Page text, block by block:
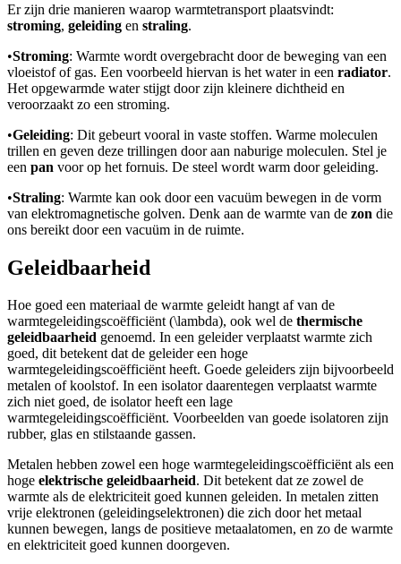
Er zijn drie manieren waarop warmtetransport plaatsvindt:
stroming, geleiding en straling.
•Stroming: Warmte wordt overgebracht door de beweging van een
vloeistof of gas. Een voorbeeld hiervan is het water in een radiator.
Het opgewarmde water stijgt door zijn kleinere dichtheid en
veroorzaakt zo een stroming.
•Geleiding: Dit gebeurt vooral in vaste stoffen. Warme moleculen
trillen en geven deze trillingen door aan naburige moleculen. Stel je
een pan voor op het fornuis. De steel wordt warm door geleiding.
•Straling: Warmte kan ook door een vacuüm bewegen in de vorm
van elektromagnetische golven. Denk aan de warmte van de zon die
ons bereikt door een vacuüm in de ruimte.
Geleidbaarheid
Hoe goed een materiaal de warmte geleidt hangt af van de
warmtegeleidingscoëfficiënt (\lambda), ook wel de thermische
geleidbaarheid genoemd. In een geleider verplaatst warmte zich
goed, dit betekent dat de geleider een hoge
warmtegeleidingscoëfficiënt heeft. Goede geleiders zijn bijvoorbeeld
metalen of koolstof. In een isolator daarentegen verplaatst warmte
zich niet goed, de isolator heeft een lage
warmtegeleidingscoëfficiënt. Voorbeelden van goede isolatoren zijn
rubber, glas en stilstaande gassen.
Metalen hebben zowel een hoge warmtegeleidingscoëfficiënt als een
hoge elektrische geleidbaarheid. Dit betekent dat ze zowel de
warmte als de elektriciteit goed kunnen geleiden. In metalen zitten
vrije elektronen (geleidingselektronen) die zich door het metaal
kunnen bewegen, langs de positieve metaalatomen, en zo de warmte
en elektriciteit goed kunnen doorgeven.